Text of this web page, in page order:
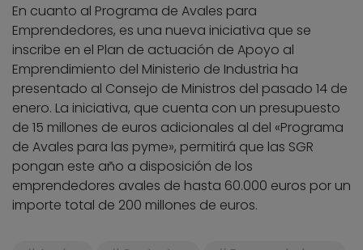
En cuanto al Programa de Avales para
Emprendedores, es una nueva iniciativa que se
inscribe en el Plan de actuación de Apoyo al
Emprendimiento del Ministerio de Industria ha
presentado al Consejo de Ministros del pasado 14 de
enero. La iniciativa, que cuenta con un presupuesto
de 15 millones de euros adicionales al del «Programa
de Avales para las pyme», permitirá que las SGR
pongan este año a disposición de los
emprendedores avales de hasta 60.000 euros por un
importe total de 200 millones de euros.